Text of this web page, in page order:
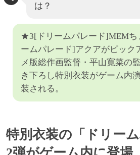
は？
★3[ドリームパレード]MEM
ームパレード]アクアがピック
メ版総作画監督・平山寛菜の
き下ろし特別衣装がゲーム内
装される。
特別衣装の「ドリー